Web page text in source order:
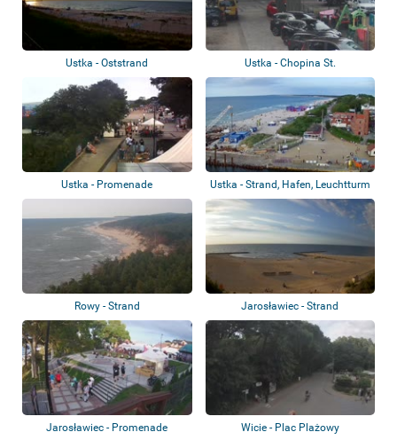
Ustka - Oststrand Ustka - Chopina St.
Ustka - Promenade Ustka - Strand, Hafen, Leuchtturm
Rowy - Strand Jarosławiec - Strand
Jarosławiec - Promenade Wicie - Plac Plażowy